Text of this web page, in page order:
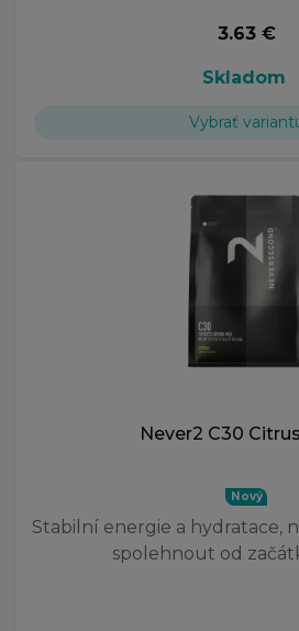
3.63 €
Skladom
Vybrať
Never2 C30
Nový
Stabilní energie a hydratace,
spolehnout od